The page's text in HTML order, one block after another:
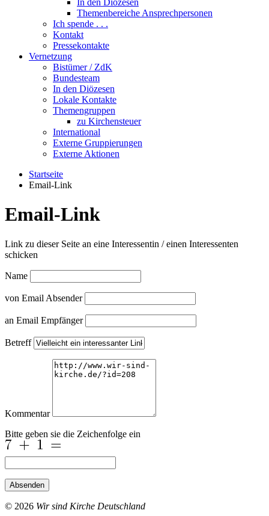
In den Diözesen
Themenbereiche Ansprechpersonen
Ich spende . . .
Kontakt
Pressekontakte
Vernetzung
Bistümer / ZdK
Bundesteam
In den Diözesen
Lokale Kontakte
Themengruppen
zu Kirchensteuer
International
Externe Gruppierungen
Externe Aktionen
Startseite
Email-Link
Email-Link
Link zu dieser Seite an eine Interessentin / einen Interessenten
schicken
Name
von Email Absender
an Email Empfänger
Betreff
Kommentar
Bitte geben sie die Zeichenfolge ein
Absenden
© 2026 Wir sind Kirche Deutschland